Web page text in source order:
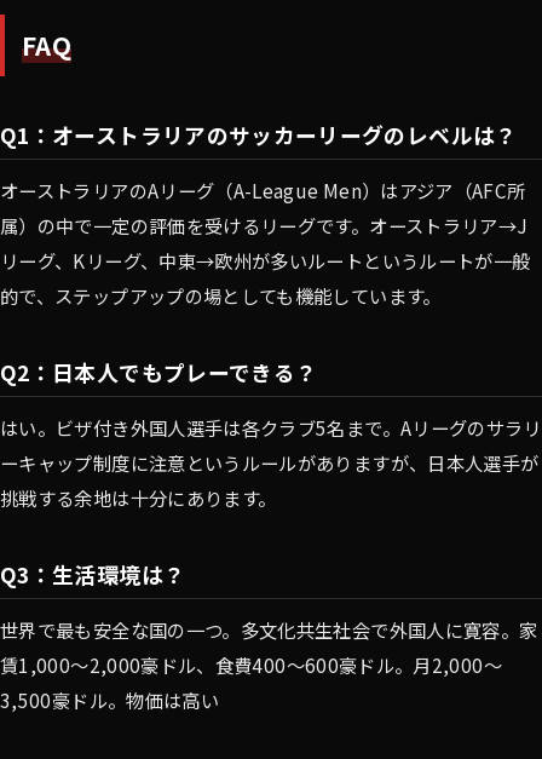
FAQ
Q1：オーストラリアのサッカーリーグのレベルは？
オーストラリアのAリーグ（A-League Men）はアジア（AFC所
属）の中で一定の評価を受けるリーグです。オーストラリア→J
リーグ、Kリーグ、中東→欧州が多いルートというルートが一般
的で、ステップアップの場としても機能しています。
Q2：日本人でもプレーできる？
はい。ビザ付き外国人選手は各クラブ5名まで。Aリーグのサラリ
ーキャップ制度に注意というルールがありますが、日本人選手が
挑戦する余地は十分にあります。
Q3：生活環境は？
世界で最も安全な国の一つ。多文化共生社会で外国人に寛容。家
賃1,000〜2,000豪ドル、食費400〜600豪ドル。月2,000〜
3,500豪ドル。物価は高い